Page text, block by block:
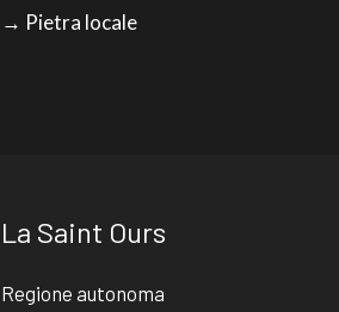
→ Pietra locale
La Saint Ours
Regione autonoma